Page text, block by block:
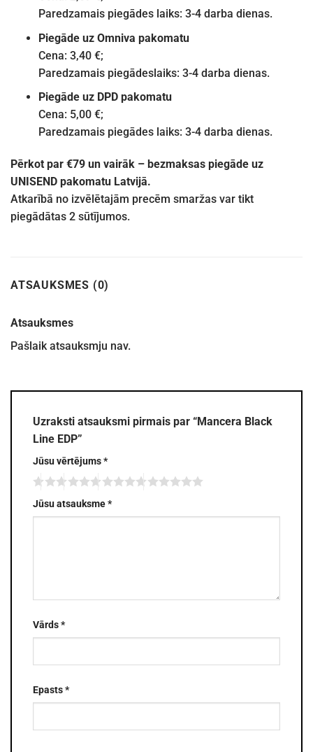
Paredzamais piegādes laiks: 3-4 darba dienas.
Piegāde uz Omniva pakomatu
Cena: 3,40 €;
Paredzamais piegādeslaiks: 3-4 darba dienas.
Piegāde uz DPD pakomatu
Cena: 5,00 €;
Paredzamais piegādes laiks: 3-4 darba dienas.
Pērkot par €79 un vairāk – bezmaksas piegāde uz
UNISEND pakomatu Latvijā.
Atkarībā no izvēlētajām precēm smaržas var tikt
piegādātas 2 sūtījumos.
ATSAUKSMES (0)
Atsauksmes
Pašlaik atsauksmju nav.
Uzraksti atsauksmi pirmais par “Mancera Black
Line EDP”
Jūsu vērtējums*
Jūsu atsauksme*
Vārds*
Epasts*